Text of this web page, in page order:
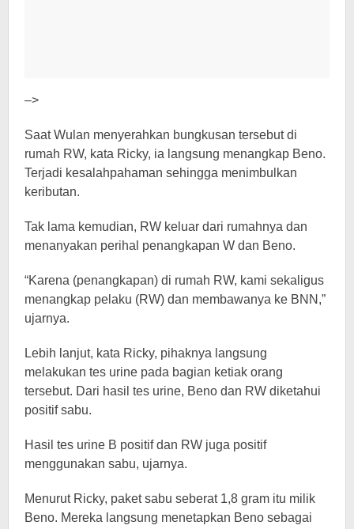
–>
Saat Wulan menyerahkan bungkusan tersebut di
rumah RW, kata Ricky, ia langsung menangkap Beno.
Terjadi kesalahpahaman sehingga menimbulkan
keributan.
Tak lama kemudian, RW keluar dari rumahnya dan
menanyakan perihal penangkapan W dan Beno.
“Karena (penangkapan) di rumah RW, kami sekaligus
menangkap pelaku (RW) dan membawanya ke BNN,”
ujarnya.
Lebih lanjut, kata Ricky, pihaknya langsung
melakukan tes urine pada bagian ketiak orang
tersebut. Dari hasil tes urine, Beno dan RW diketahui
positif sabu.
Hasil tes urine B positif dan RW juga positif
menggunakan sabu, ujarnya.
Menurut Ricky, paket sabu seberat 1,8 gram itu milik
Beno. Mereka langsung menetapkan Beno sebagai